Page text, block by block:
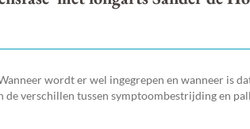
wordt er wel ingegrepen en wanneer is
verschillen tussen symptoombestrijding en